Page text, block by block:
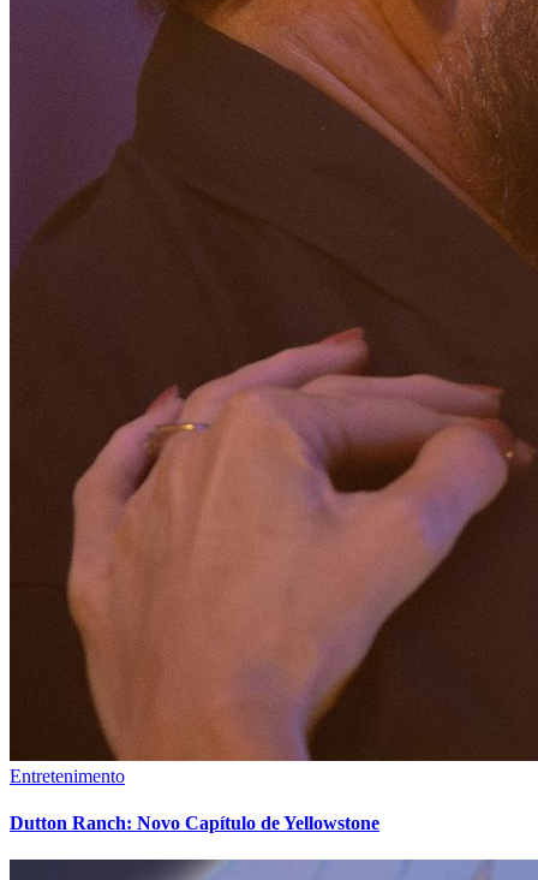
Entretenimento
Dutton Ranch: Novo Capítulo de Yellowstone